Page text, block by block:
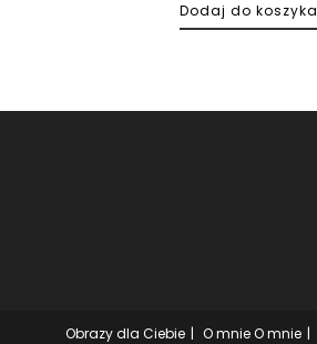
Dodaj do koszyka
Obrazy dla Ciebie O mnieO mnie